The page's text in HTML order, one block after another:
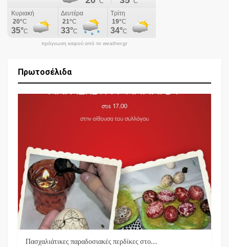
πρόγνωση καιρού από το weather.gr
Πρωτοσέλιδα
Πασχαλιάτικες παραδοσιακές περδίκες στο…